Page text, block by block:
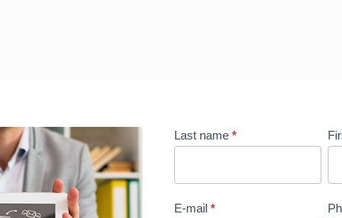
Contact
Last name *
E-mail *